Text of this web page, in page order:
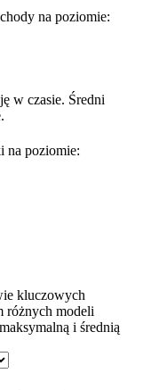
na poziomie:
w czasie. Średni
na poziomie:
kluczowych
różnych modeli
i średnią